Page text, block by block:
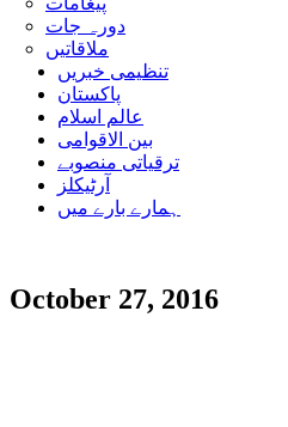
دورہ جات
ملاقاتیں
تنظیمی خبریں
پاکستان
عالم اسلام
بین الاقوامی
ترقیاتی منصوبے
آرٹیکلز
ہمارے بارے میں
October 27, 2016